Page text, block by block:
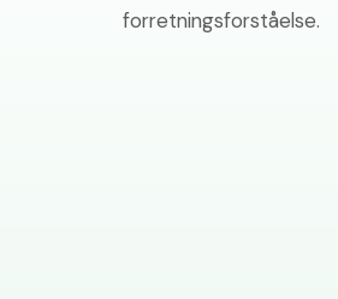
forretningsforståelse.